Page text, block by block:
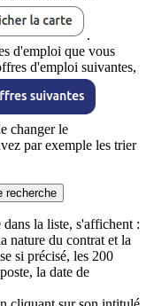
.
d'emploi que vous
d'emploi suivantes,
changer le
par exemple les trier
recherche
la liste, s'affichent :
nature du contrat et la
si précisé, les 200
la date de